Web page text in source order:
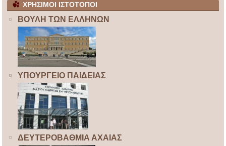
ΧΡΗΣΙΜΟΙ ΙΣΤΟΤΟΠΟΙ
ΒΟΥΛΗ ΤΩΝ ΕΛΛΗΝΩΝ
ΥΠΟΥΡΓΕΙΟ ΠΑΙΔΕΙΑΣ
ΔΕΥΤΕΡΟΒΑΘΜΙΑ ΑΧΑΙΑΣ